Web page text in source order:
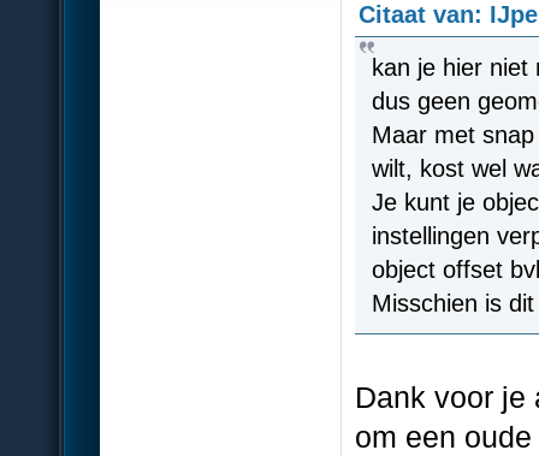
Citaat van:
kan je hier
dus geen
Maar met
wilt, kost wel
Je kunt je
instellingen
object offset
Misschien is
Dank voor je
om een